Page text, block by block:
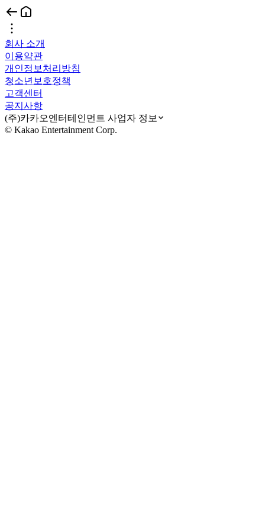
회사 소개
이용약관
개인정보처리방침
청소년보호정책
고객센터
공지사항
(주)카카오엔터테인먼트 사업자 정보
© Kakao Entertainment Corp.